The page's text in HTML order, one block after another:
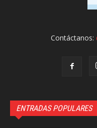
Contáctanos:
ENTRADAS POPULARES